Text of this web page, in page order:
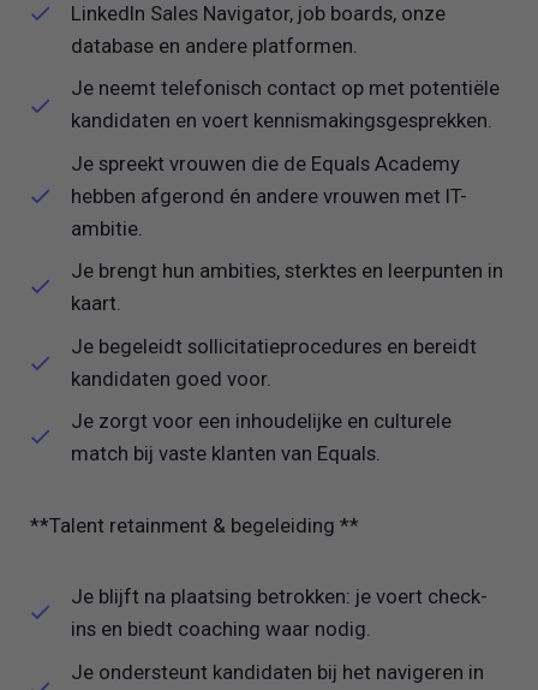
LinkedIn Sales Navigator, job boards, onze
database en andere platformen.
Je neemt telefonisch contact op met potentiële
kandidaten en voert kennismakingsgesprekken.
Je spreekt vrouwen die de Equals Academy
hebben afgerond én andere vrouwen met IT-
ambitie.
Je brengt hun ambities, sterktes en leerpunten in
kaart.
Je begeleidt sollicitatieprocedures en bereidt
kandidaten goed voor.
Je zorgt voor een inhoudelijke en culturele
match bij vaste klanten van Equals.
**Talent retainment & begeleiding **
Je blijft na plaatsing betrokken: je voert check-
ins en biedt coaching waar nodig.
Je ondersteunt kandidaten bij het navigeren in